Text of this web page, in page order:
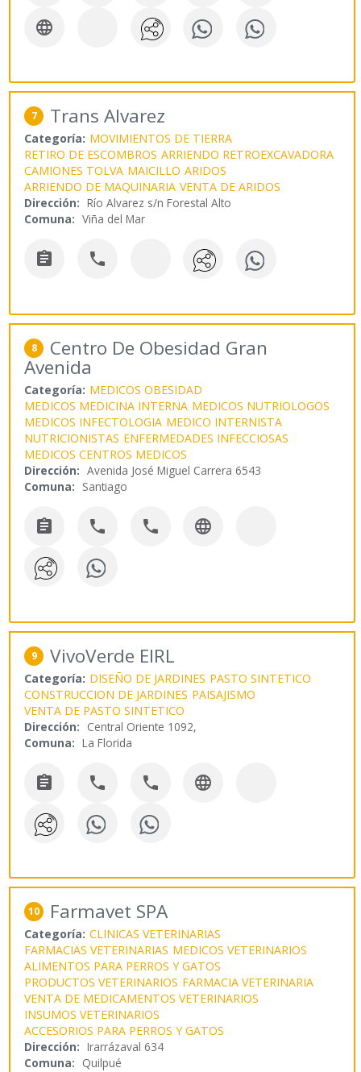

7 Trans Alvarez
Categoría: MOVIMIENTOS DE TIERRA
RETIRO DE ESCOMBROS ARRIENDO RETROEXCAVADORA
CAMIONES TOLVA MAICILLO ARIDOS
ARRIENDO DE MAQUINARIA VENTA DE ARIDOS
Dirección: Río Alvarez s/n Forestal Alto
Comuna: Viña del Mar
 
8 Centro De Obesidad Gran
Avenida
Categoría: MEDICOS OBESIDAD
MEDICOS MEDICINA INTERNA MEDICOS NUTRIOLOGOS
MEDICOS INFECTOLOGIA MEDICO INTERNISTA
NUTRICIONISTAS ENFERMEDADES INFECCIOSAS
MEDICOS CENTROS MEDICOS
Dirección: Avenida José Miguel Carrera 6543
Comuna: Santiago
   
9 VivoVerde EIRL
Categoría: DISEÑO DE JARDINES PASTO SINTETICO
CONSTRUCCION DE JARDINES PAISAJISMO
VENTA DE PASTO SINTETICO
Dirección: Central Oriente 1092,
Comuna: La Florida
   
10 Farmavet SPA
Categoría: CLINICAS VETERINARIAS
FARMACIAS VETERINARIAS MEDICOS VETERINARIOS
ALIMENTOS PARA PERROS Y GATOS
PRODUCTOS VETERINARIOS FARMACIA VETERINARIA
VENTA DE MEDICAMENTOS VETERINARIOS
INSUMOS VETERINARIOS
ACCESORIOS PARA PERROS Y GATOS
Dirección: Irarrázaval 634
Comuna: Quilpué